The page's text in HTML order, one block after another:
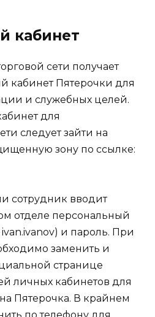
кабинет
сети получает
кабинет Пятерочки для
и служебных целей.
для
следует зайти на
зону по ссылке:
сотрудник вводит
отделе персональный
и пароль. При
заменить и
странице
личных кабинетов для
Пятерочка. В крайнем